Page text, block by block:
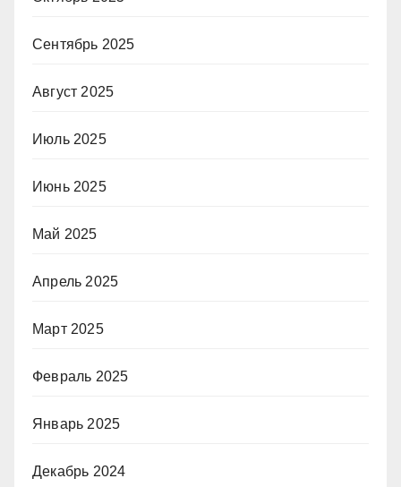
Сентябрь 2025
Август 2025
Июль 2025
Июнь 2025
Май 2025
Апрель 2025
Март 2025
Февраль 2025
Январь 2025
Декабрь 2024